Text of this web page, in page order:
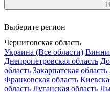
Выберите регион
Черниговская область
Украина (Все области)
Днепропетровская область
область Закарпатская область
Франковская область
область Луганская область